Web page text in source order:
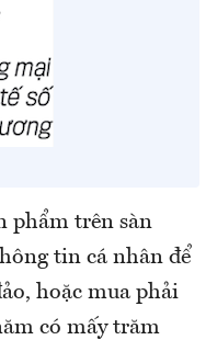
phẩm trên sàn
tin cá nhân để
hoặc mua phải
có mấy trăm